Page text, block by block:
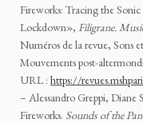
Fireworks: Tracing the
Lockdown», Filigrane.
Numéros de la revue, Sons
Mouvements post-
URL : https://
– Alessandro Greppi, Diane
Fireworks. Sounds of the